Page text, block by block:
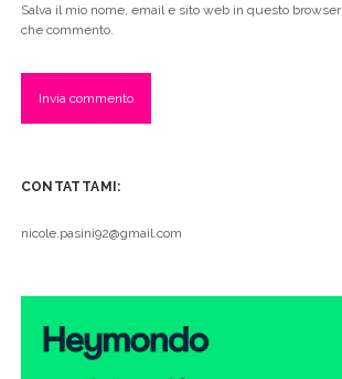
Salva il mio nome, email e sito web in questo
che commento.
CONTATTAMI:
nicole.pasini92@gmail.com